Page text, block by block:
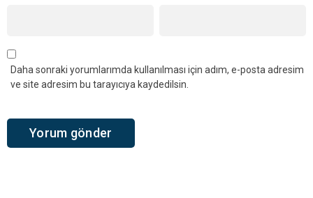
Daha sonraki yorumlarımda kullanılması için adım, e-posta adresim
ve site adresim bu tarayıcıya kaydedilsin.